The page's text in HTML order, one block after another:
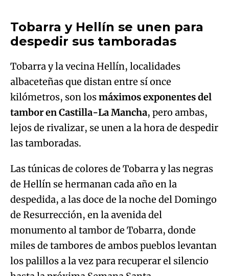
Tobarra y Hellín se unen para
despedir sus tamboradas
Tobarra y la vecina Hellín, localidades
albaceteñas que distan entre sí once
kilómetros, son losmáximos exponentes del
tambor en Castilla-La Mancha, pero ambas,
lejos de rivalizar, se unen a la hora de despedir
las tamboradas.
Las túnicas de colores de Tobarra y las negras
de Hellín se hermanan cada año en la
despedida, a las doce de la noche del Domingo
de Resurrección, en la avenida del
monumento al tambor de Tobarra, donde
miles de tambores de ambos pueblos levantan
los palillos a la vez para recuperar el silencio